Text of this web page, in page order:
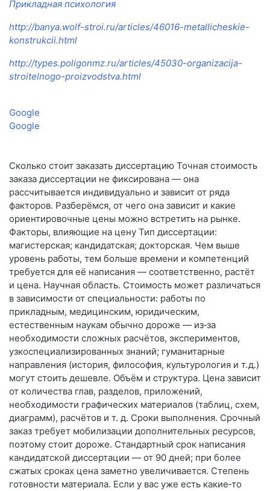
Прикладная психология
http://banya.wolf-stroi.ru/articles/46016-metallicheskie-
konstrukcii.html
http://types.poligonmz.ru/articles/45030-organizacija-
stroitelnogo-proizvodstva.html
Google
Google
Сколько стоит заказать диссертацию Точная стоимость
заказа диссертации не фиксирована — она
рассчитывается индивидуально и зависит от ряда
факторов. Разберёмся, от чего она зависит и какие
ориентировочные цены можно встретить на рынке.
Факторы, влияющие на цену Тип диссертации:
магистерская; кандидатская; докторская. Чем выше
уровень работы, тем больше времени и компетенций
требуется для её написания — соответственно, растёт
и цена. Научная область. Стоимость может различаться
в зависимости от специальности: работы по
прикладным, медицинским, юридическим,
естественным наукам обычно дороже — из‑за
необходимости сложных расчётов, экспериментов,
узкоспециализированных знаний; гуманитарные
направления (история, философия, культурология и т. д.)
могут стоить дешевле. Объём и структура. Цена зависит
от количества глав, разделов, приложений,
необходимости графических материалов (таблиц, схем,
диаграмм), расчётов и т. д. Сроки выполнения. Срочный
заказ требует мобилизации дополнительных ресурсов,
поэтому стоит дороже. Стандартный срок написания
кандидатской диссертации — от 90 дней; при более
сжатых сроках цена заметно увеличивается. Степень
готовности материала. Если у вас уже есть какие‑то